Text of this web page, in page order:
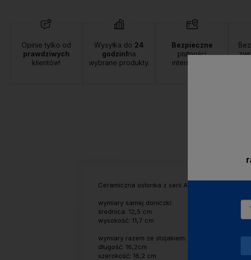
Opinie tylko od
prawdziwych
klientów!
Wysyłka do 24
godzin❗na
wybrane produkty.
Bezpieczne
płatności
internetowe.
Ceramiczna osłonka z serii AVA na
wymiary samej doniczki:
średnica: 12,5 cm
wysokość: 11,7 cm
wymiary razem ze stojakiem:
długość: 16,2cm
szerokość: 16,2 cm